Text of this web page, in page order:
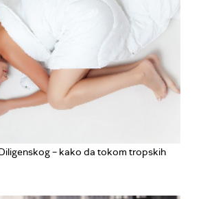
– kako da tokom tropskih